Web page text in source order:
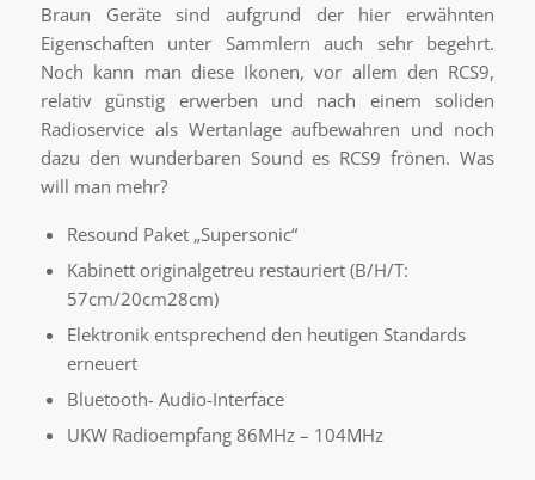
Braun Geräte sind aufgrund der hier erwähnten
Eigenschaften unter Sammlern auch sehr begehrt.
Noch kann man diese Ikonen, vor allem den RCS9,
relativ günstig erwerben und nach einem soliden
Radioservice als Wertanlage aufbewahren und noch
dazu den wunderbaren Sound es RCS9 frönen. Was
will man mehr?
Resound Paket „Supersonic“
Kabinett originalgetreu restauriert (B/H/T:
57cm/20cm28cm)
Elektronik entsprechend den heutigen Standards
erneuert
Bluetooth- Audio-Interface
UKW Radioempfang 86MHz – 104MHz